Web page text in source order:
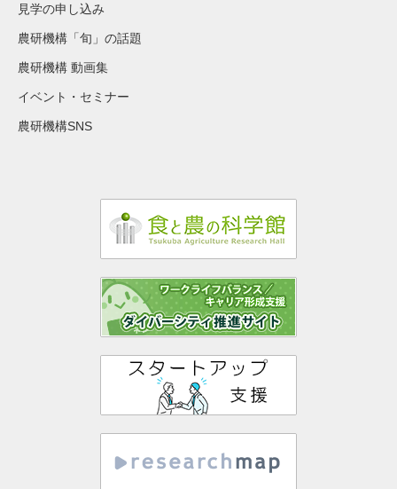
見学の申し込み
農研機構「旬」の話題
農研機構 動画集
イベント・セミナー
農研機構SNS